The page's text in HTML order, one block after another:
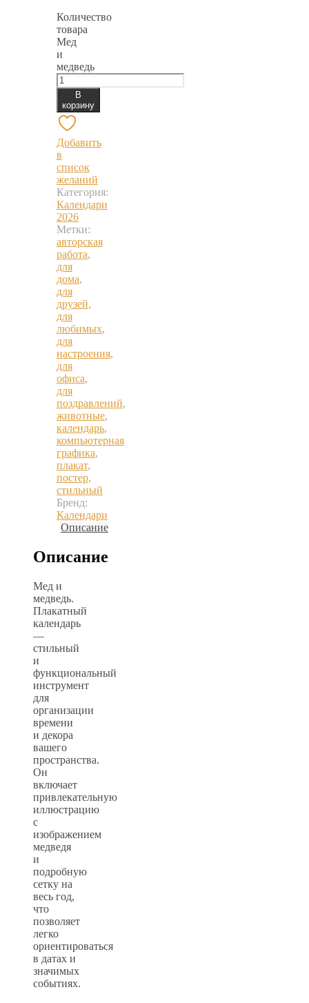
Количество
товара
Мед
и
медведь
В
корзину
Добавить
в
список
желаний
Категория:
Календари
2026
Метки:
авторская
работа,
для
дома,
для
друзей,
для
любимых,
для
настроения,
для
офиса,
для
поздравлений,
животные,
календарь,
компьютерная
графика,
плакат,
постер,
стильный
Бренд:
Календари
Описание
Описание
Мед и
медведь.
Плакатный
календарь
—
стильный
и
функциональный
инструмент
для
организации
времени
и декора
вашего
пространства.
Он
включает
привлекательную
иллюстрацию
с
изображением
медведя
и
подробную
сетку на
весь год,
что
позволяет
легко
ориентироваться
в датах и
значимых
событиях.